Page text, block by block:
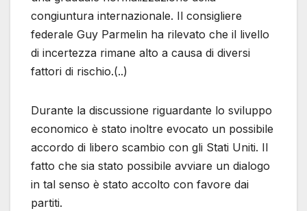
congiuntura internazionale. Il consigliere
federale Guy Parmelin ha rilevato che il livello
di incertezza rimane alto a causa di diversi
fattori di rischio.(..)
Durante la discussione riguardante lo sviluppo
economico è stato inoltre evocato un possibile
accordo di libero scambio con gli Stati Uniti. Il
fatto che sia stato possibile avviare un dialogo
in tal senso è stato accolto con favore dai
partiti.